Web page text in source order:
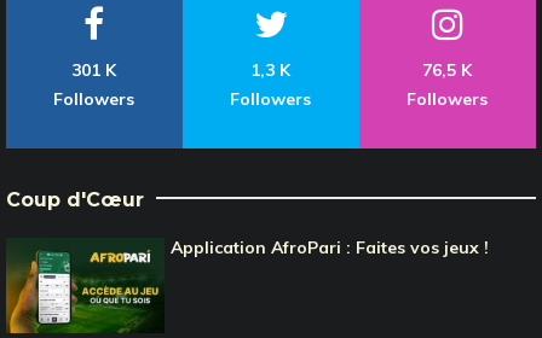
301 K
Followers
1,3 K
Followers
76,5 K
Followers
Coup d'Cœur
Application AfroPari : Faites vos jeux !